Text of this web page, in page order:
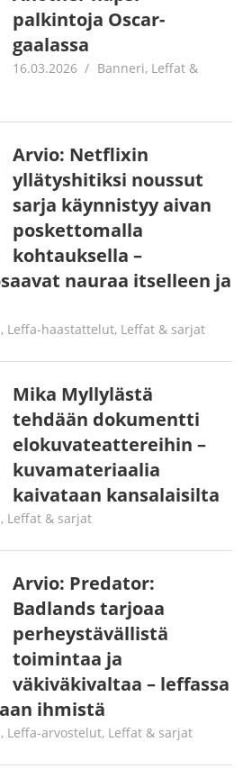
palkintoja Oscar-
gaalassa
16.03.2026 Jouni Hirn
Banneri, Leffat &
Arvio: Netflixin
yllätyshitiksi noussut
sarja käynnistyy aivan
poskettomalla
kohtauksella –
nauraa itselleen ja
, Leffa-haastattelut, Leffat & sarjat
Mika Myllylästä
tehdään dokumentti
elokuvateattereihin –
kuvamateriaalia
kaivataan kansalaisilta
, Leffat & sarjat
Arvio: Predator:
Badlands tarjoaa
perheystävällistä
toimintaa ja
väkiväkivaltaa – leffassa
ihmistä
, Leffa-arvostelut, Leffat & sarjat